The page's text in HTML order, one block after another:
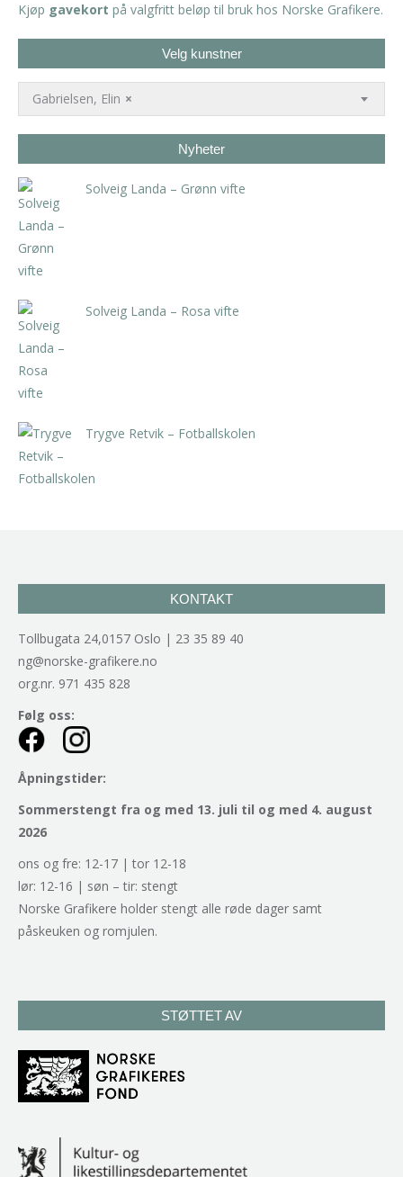
Kjøp gavekort på valgfritt beløp til bruk hos Norske Grafikere.
Velg kunstner
×
Gabrielsen, Elin
Nyheter
Solveig Landa – Grønn vifte
Solveig Landa – Rosa vifte
Trygve Retvik – Fotballskolen
KONTAKT
Tollbugata 24,0157 Oslo | 23 35 89 40
ng@norske-grafikere.no
org.nr. 971 435 828
Følg oss:
Åpningstider:
Sommerstengt fra og med 13. juli til og med 4. august
2026
ons og fre: 12-17 | tor 12-18
lør: 12-16 | søn – tir: stengt
Norske Grafikere holder stengt alle røde dager samt
påskeuken og romjulen.
STØTTET AV